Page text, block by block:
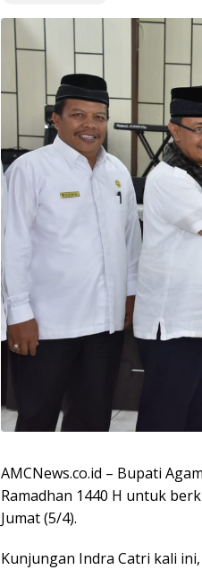
AMCNews.co.id – Bupati
Ramadhan 1440 H untuk
Jumat (5/4).
Kunjungan Indra Catri kali